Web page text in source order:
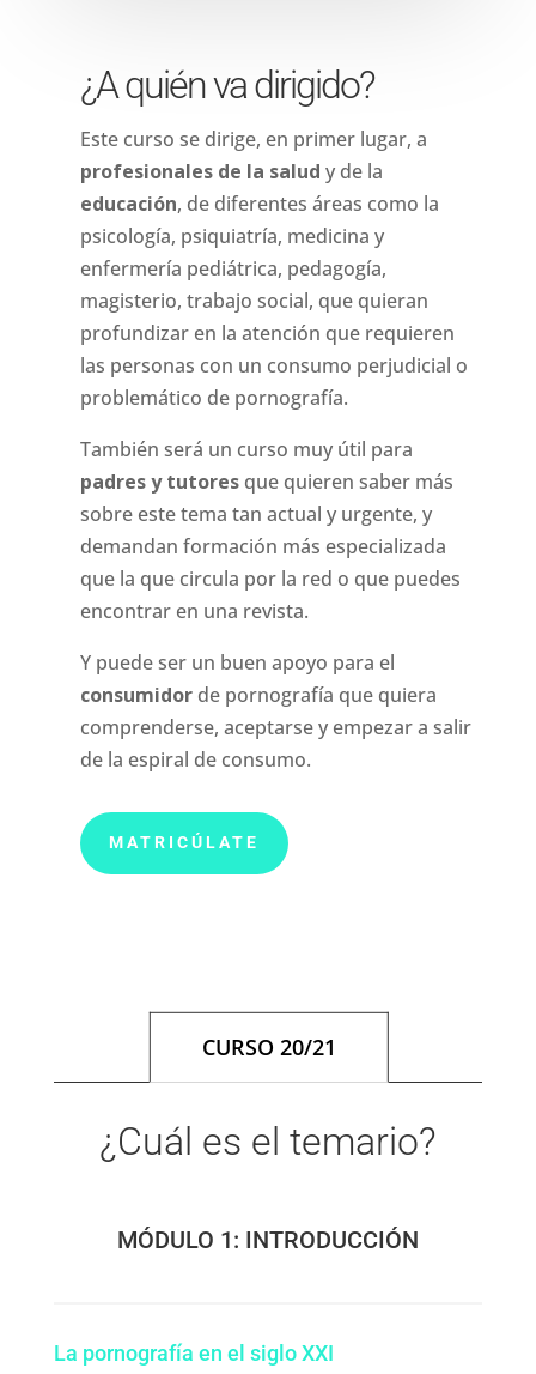
¿A quién va dirigido?
Este curso se dirige, en primer lugar, a
profesionales de la salud y de la
educación, de diferentes áreas como la
psicología, psiquiatría, medicina y
enfermería pediátrica, pedagogía,
magisterio, trabajo social, que quieran
profundizar en la atención que requieren
las personas con un consumo perjudicial o
problemático de pornografía.
También será un curso muy útil para
padres y tutoresque quieren saber más
sobre este tema tan actual y urgente, y
demandan formación más especializada
que la que circula por la red o que puedes
encontrar en una revista.
Y puede ser un buen apoyo para el
consumidorde pornografía que quiera
comprenderse, aceptarse y empezar a salir
de la espiral de consumo.
MATRICÚLATE
CURSO 20/21
¿Cuál es el temario?
MÓDULO 1: INTRODUCCIÓN
La pornografía en el siglo XXI